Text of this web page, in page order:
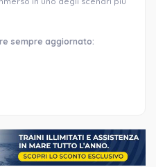
sempre aggiornato: